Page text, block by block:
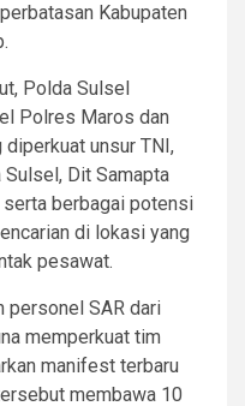
Kabupaten
Polda Sulsel
Polres Maros dan
unsur TNI,
Sulsel, Dit Samapta
serta berbagai potensi
di lokasi yang
pesawat.
personel SAR dari
memperkuat tim
manifest terbaru
membawa 10